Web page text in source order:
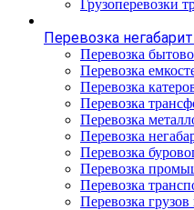
Грузоперевозки
Перевозка
Перевозка
Перевозка
Перевозка
Перевозка
Перевозка
Перевозка
Перевозка
Перевозка
Перевозка
Перевозка